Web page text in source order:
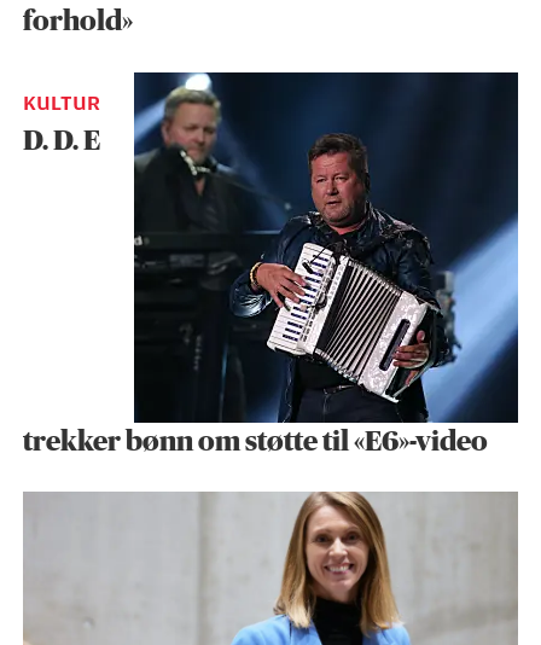
forhold»
KULTUR
D. D. E
trekker bønn om støtte til «E6»-video